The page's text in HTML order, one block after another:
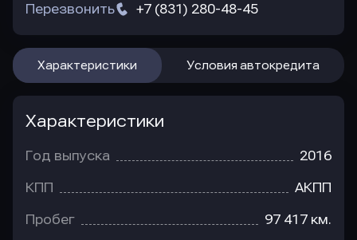
+7 (831) 280-48-45
Перезвонить
Характеристики Условия автокредита
Характеристики
Год выпуска 2016
КПП АКПП
Пробег 97 417 км.